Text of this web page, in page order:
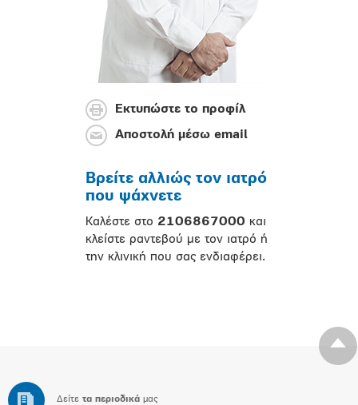
Εκτυπώστε το προφίλ
Αποστολή μέσω email
Βρείτε αλλιώς τον ιατρό
που ψάχνετε
Καλέστε στο 2106867000 και
κλείστε ραντεβού με τον ιατρό ή
την κλινική που σας ενδιαφέρει.
Δείτε τα περιοδικά μας